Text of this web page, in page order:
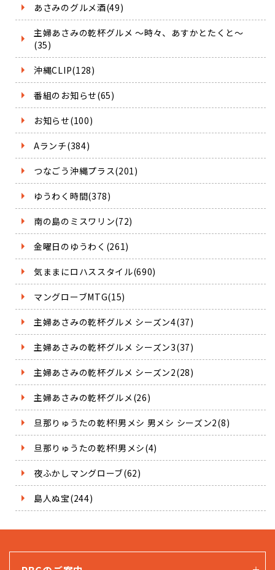
あさみのグルメ酒(49)
主婦あさみの乾杯グルメ ～時々、あすかとたくと～
(35)
沖縄CLIP(128)
番組のお知らせ(65)
お知らせ(100)
Aランチ(384)
つなごう沖縄プラス(201)
ゆうわく時間(378)
南の島のミスワリン(72)
金曜日のゆうわく(261)
気ままにロハススタイル(690)
マングローブMTG(15)
主婦あさみの乾杯グルメ シーズン4(37)
主婦あさみの乾杯グルメ シーズン3(37)
主婦あさみの乾杯グルメ シーズン2(28)
主婦あさみの乾杯グルメ(26)
旦那りゅうたの乾杯!男メシ 男メシ シーズン2(8)
旦那りゅうたの乾杯!男メシ(4)
夜ふかしマングローブ(62)
島人ぬ宝(244)